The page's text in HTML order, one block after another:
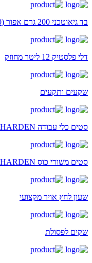
בד גיאוטכני 200 גרם אפור (100 מ"ר)
דלי פלסטיק 12 ליטר מחוזק
שקעים ותקעים
סטים כלי עבודה HARDEN
סטים משורי כוס HARDEN
שעון לחץ אויר מקצועי
שקים לפסולת